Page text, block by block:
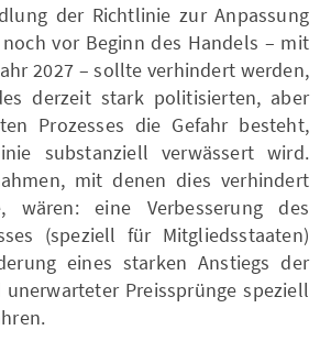
der Richtlinie zur Anpassung
vor Beginn des Handels – mit
2027 – sollte verhindert werden,
derzeit stark politisierten, aber
Prozesses die Gefahr besteht,
substanziell verwässert wird.
mit denen dies verhindert
wären: eine Verbesserung des
(speziell für Mitgliedsstaaten)
eines starken Anstiegs der
unerwarteter Preissprünge speziell